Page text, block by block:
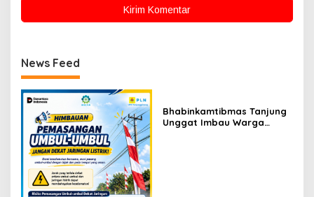
News Feed
Bhabinkamtibmas Tanjung
Unggat Imbau Warga